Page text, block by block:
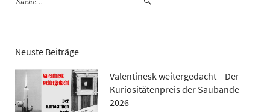
Neuste Beiträge
Valentinesk weitergedacht – Der
Kuriositätenpreis der Saubande
2026